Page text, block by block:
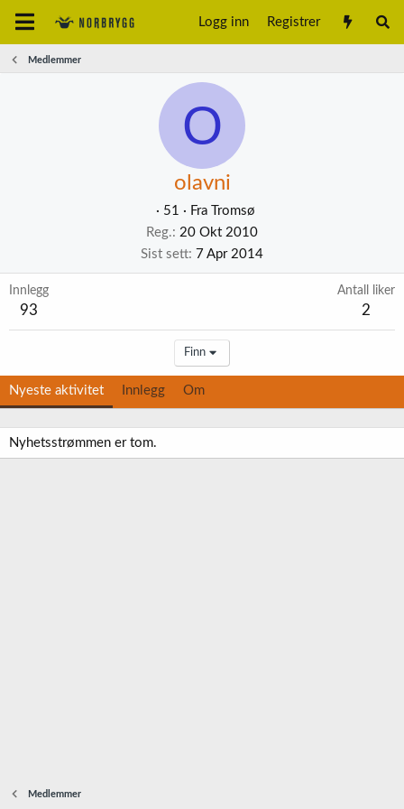
Logg inn Registrer
Medlemmer
O
olavni
· 51 · Fra
Tromsø
Reg. 20 Okt 2010
Sist sett
7 Apr 2014
Innlegg
93
Antall liker
2
Finn
Nyeste aktivitet Innlegg Om
Nyhetsstrømmen er tom.
Medlemmer